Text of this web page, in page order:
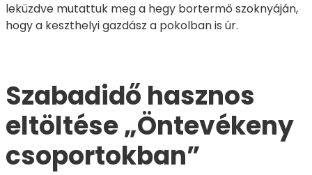
leküzdve mutattuk meg a hegy bortermő szoknyáján,
hogy a keszthelyi gazdász a pokolban is úr.
Szabadidő hasznos
eltöltése „Öntevékeny
csoportokban”